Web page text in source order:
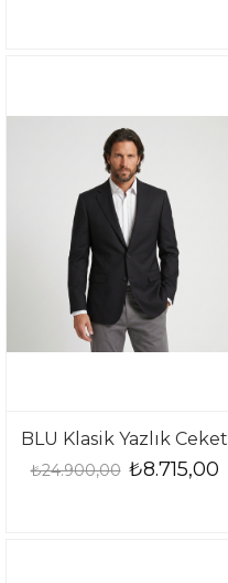
BLU Klasik Yazlık Ceket
₺8.715,00
₺24.900,00